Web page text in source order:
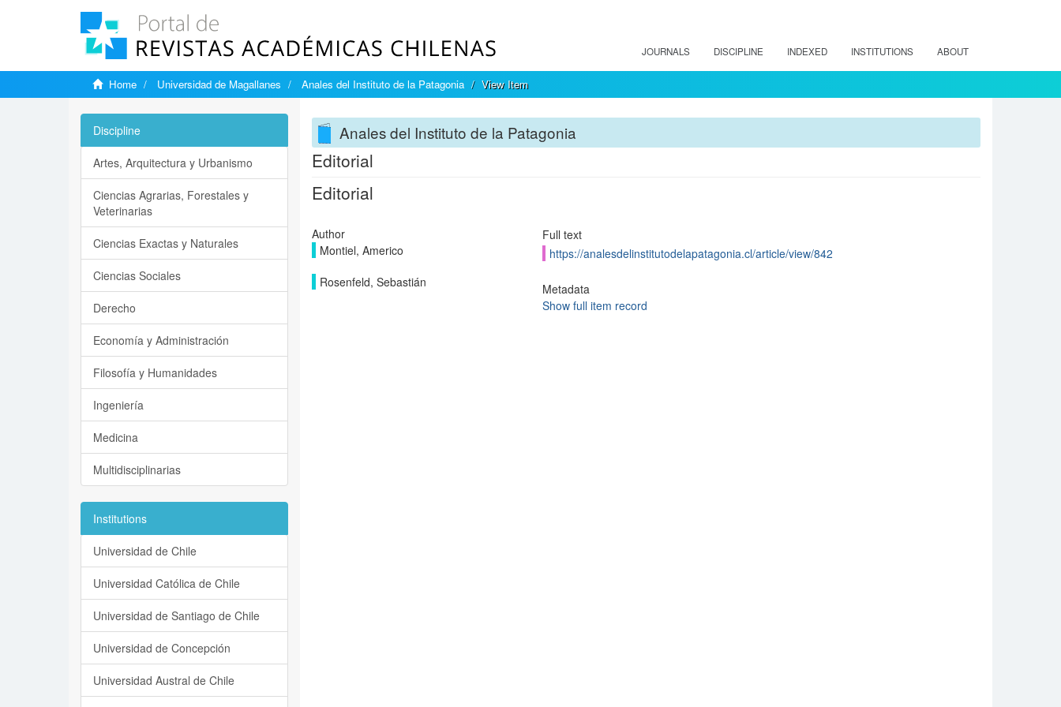
JOURNALS DISCIPLINE INDEXED INSTITUTIONS ABOUT
Home Universidad de Magallanes Anales del Instituto de la Patagonia View Item
Anales del Instituto de la Patagonia
Editorial
Editorial
Author
Montiel, Americo
Rosenfeld, Sebastián
Full text
https://analesdelinstitutodelapatagonia.cl/article/view/842
Metadata
Show full item record
Discipline
Artes, Arquitectura y Urbanismo
Ciencias Agrarias, Forestales y
Veterinarias
Ciencias Exactas y Naturales
Ciencias Sociales
Derecho
Economía y Administración
Filosofía y Humanidades
Ingeniería
Medicina
Multidisciplinarias
Institutions
Universidad de Chile
Universidad Católica de Chile
Universidad de Santiago de Chile
Universidad de Concepción
Universidad Austral de Chile